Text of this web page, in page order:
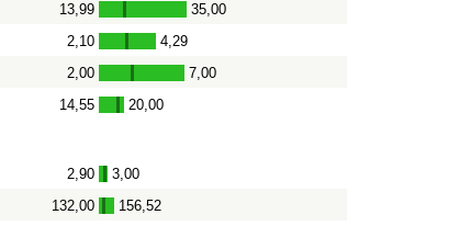
13,99 - 35,00
2,10 - 4,29
2,00 - 7,00
14,55 - 20,00
2,90 - 3,00
132,00 - 156,52